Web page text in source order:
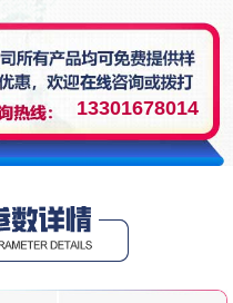
13301678014